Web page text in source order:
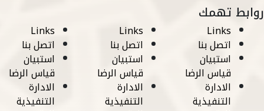
روابط تهمك
Links
اتصل بنا
استبيان
قياس الرضا
الادارة
التنفيذية
Links
اتصل بنا
استبيان
قياس الرضا
الادارة
التنفيذية
Links
اتصل بنا
استبيان
قياس الرضا
الادارة
التنفيذية